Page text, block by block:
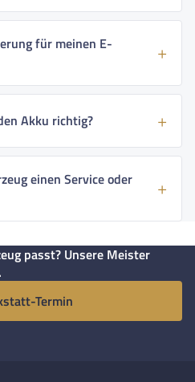
für meinen E-
Akku richtig?
einen Service oder
passt? Unsere Meister
Termin